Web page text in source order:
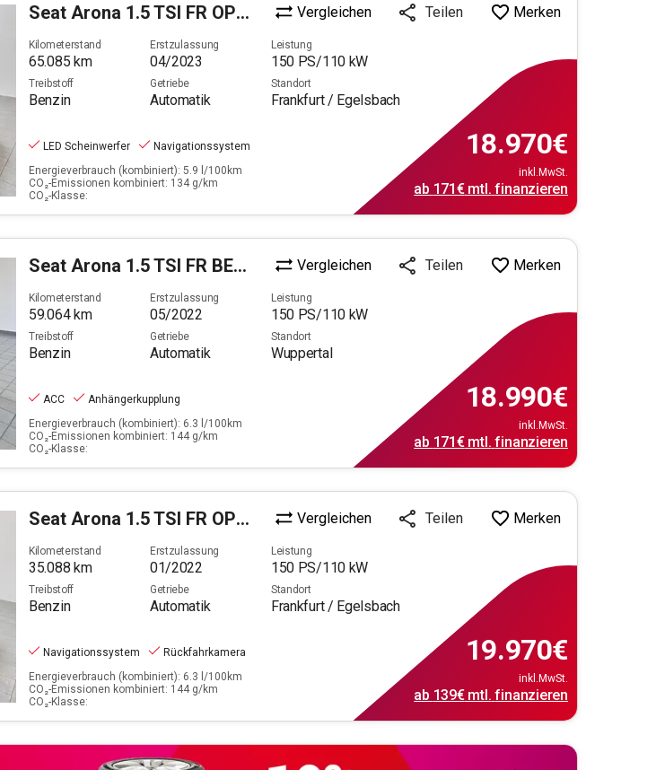
Seat Arona 1.5 TSI FR OPF (EURO 6d) Vergleichen Teilen Merken
Kilometerstand
65.085 km
Erstzulassung
04/2023
Leistung
150 PS/110 kW
Treibstoff
Benzin
Getriebe
Automatik
Standort
Frankfurt / Egelsbach
LED Scheinwerfer
Navigationssystem
Energieverbrauch (kombiniert): 5.9 l/100km
CO₂-Emissionen kombiniert: 134 g/km
CO₂-Klasse:
18.970€
inkl.MwSt.
ab 171€mtl. finanzieren
Seat Arona 1.5 TSI FR BEATS OPF (EURO 6d) Vergleichen Teilen Merken
Kilometerstand
59.064km
Erstzulassung
05/2022
Leistung
150 PS/110 kW
Treibstoff
Benzin
Getriebe
Automatik
Standort
Wuppertal
ACC
Anhängerkupplung
Energieverbrauch (kombiniert): 6.3 l/100km
CO₂-Emissionen kombiniert: 144 g/km
CO₂-Klasse:
18.990€
inkl.MwSt.
ab 171€mtl. finanzieren
Seat Arona 1.5 TSI FR OPF (EURO 6d) Vergleichen Teilen Merken
Kilometerstand
35.088 km
Erstzulassung
01/2022
Leistung
150 PS/110 kW
Treibstoff
Benzin
Getriebe
Automatik
Standort
Frankfurt / Egelsbach
Navigationssystem
Rückfahrkamera
Energieverbrauch (kombiniert): 6.3 l/100km
CO₂-Emissionen kombiniert: 144 g/km
CO₂-Klasse:
19.970€
inkl.MwSt.
ab 139€mtl. finanzieren